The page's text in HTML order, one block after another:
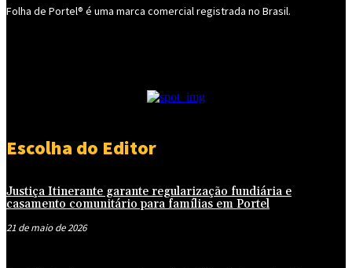
Folha de Portel® é uma marca comercial registrada no Brasil.
Escolha do Editor
Justiça Itinerante garante regularização fundiária e
casamento comunitário para famílias em Portel
21 de maio de 2026